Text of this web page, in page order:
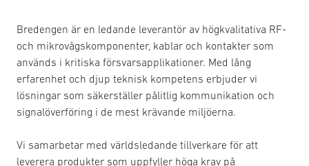
Bredengen är en ledande leverantör av högkvalitativa RF-
och mikrovågskomponenter, kablar och kontakter som
används i kritiska försvarsapplikationer. Med lång
erfarenhet och djup teknisk kompetens erbjuder vi
lösningar som säkerställer pålitlig kommunikation och
signalöverföring i de mest krävande miljöerna.
Vi samarbetar med världsledande tillverkare för att
leverera produkter som uppfyller höga krav på